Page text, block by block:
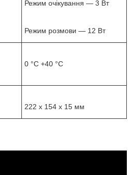
Режим очікування — 3 Вт
Режим розмови — 12 Вт
0 °С +40 °С
222 x 154 x 15 мм